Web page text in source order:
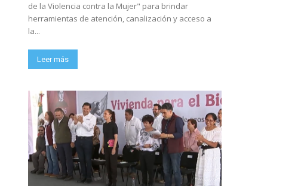
de la Violencia contra la Mujer" para brindar
herramientas de atención, canalización y acceso a
la...
Leer más